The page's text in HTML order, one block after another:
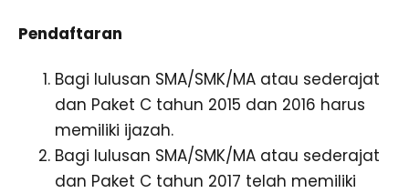
Pendaftaran
Bagi lulusan SMA/SMK/MA atau sederajat
dan Paket C tahun 2015 dan 2016 harus
memiliki ijazah.
Bagi lulusan SMA/SMK/MA atau sederajat
dan Paket C tahun 2017 telah memiliki